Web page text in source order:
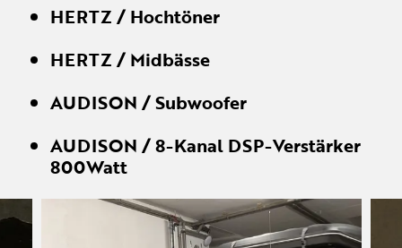
HERTZ / Hochtöner
HERTZ / Midbässe
AUDISON / Subwoofer
AUDISON / 8-Kanal DSP-Verstärker
800Watt